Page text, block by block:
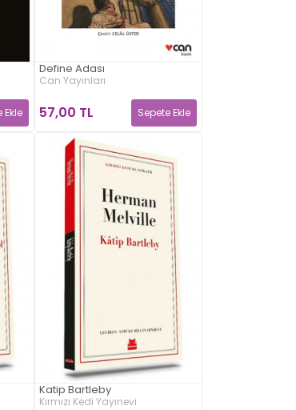
Ekle
Define Adası
Can Yayınları
57,00 TL Sepete Ekle
Katip Bartleby
Kırmızı Kedi Yayınevi